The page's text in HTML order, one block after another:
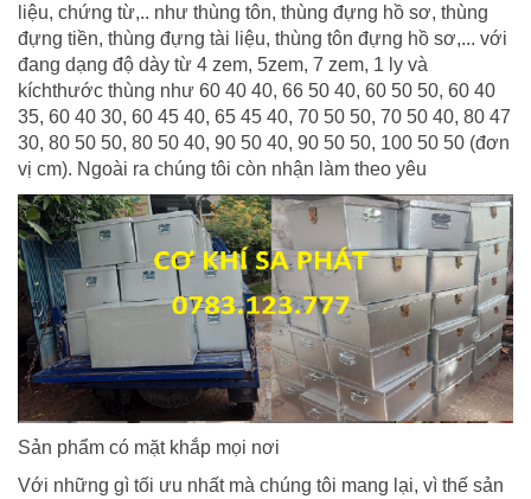
liệu, chứng từ,.. như thùng tôn, thùng đựng hồ sơ, thùng
đựng tiền, thùng đựng tài liệu, thùng tôn đựng hồ sơ,... với
đang dạng độ dày từ 4 zem, 5zem, 7 zem, 1 ly và
kíchthước thùng như 60 40 40, 66 50 40, 60 50 50, 60 40
35, 60 40 30, 60 45 40, 65 45 40, 70 50 50, 70 50 40, 80 47
30, 80 50 50, 80 50 40, 90 50 40, 90 50 50, 100 50 50 (đơn
vị cm). Ngoài ra chúng tôi còn nhận làm theo yêu
Sản phẩm có mặt khắp mọi nơi
Với những gì tối ưu nhất mà chúng tôi mang lại, vì thế sản